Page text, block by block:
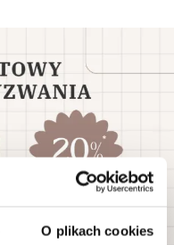
O plikach cookies